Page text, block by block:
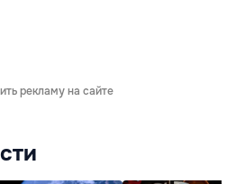
рекламу на сайте